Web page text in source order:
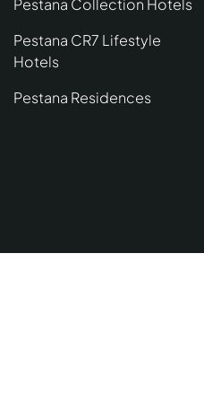
Pestana Collection Hotels
Pestana CR7 Lifestyle
Hotels
Pestana Residences